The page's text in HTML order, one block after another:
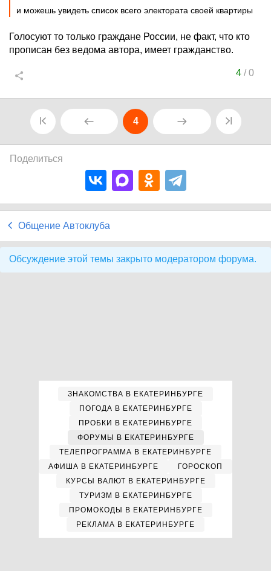
и можешь увидеть список всего электората своей квартиры
Голосуют то только граждане России, не факт, что кто
прописан без ведома автора, имеет гражданство.
4/0
4
Поделиться
Общение Автоклуба
Обсуждение этой темы закрыто модератором форума.
ЗНАКОМСТВА В ЕКАТЕРИНБУРГЕ
ПОГОДА В ЕКАТЕРИНБУРГЕ
ПРОБКИ В ЕКАТЕРИНБУРГЕ
ФОРУМЫ В ЕКАТЕРИНБУРГЕ
ТЕЛЕПРОГРАММА В ЕКАТЕРИНБУРГЕ
АФИША В ЕКАТЕРИНБУРГЕ
ГОРОСКОП
КУРСЫ ВАЛЮТ В ЕКАТЕРИНБУРГЕ
ТУРИЗМ В ЕКАТЕРИНБУРГЕ
ПРОМОКОДЫ В ЕКАТЕРИНБУРГЕ
РЕКЛАМА В ЕКАТЕРИНБУРГЕ